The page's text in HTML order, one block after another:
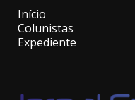
Início
Colunistas
Expediente